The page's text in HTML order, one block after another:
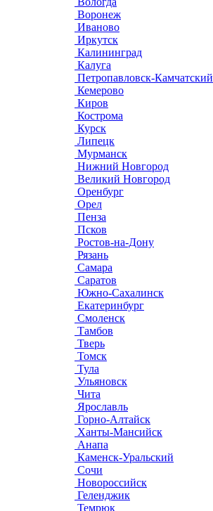
Воронеж
Иваново
Иркутск
Калининград
Калуга
Петропавловск-Камчатский
Кемерово
Киров
Кострома
Курск
Липецк
Мурманск
Нижний Новгород
Великий Новгород
Оренбург
Орел
Пенза
Псков
Ростов-на-Дону
Рязань
Самара
Саратов
Южно-Сахалинск
Екатеринбург
Смоленск
Тамбов
Тверь
Томск
Тула
Ульяновск
Чита
Ярославль
Горно-Алтайск
Ханты-Мансийск
Анапа
Каменск-Уральский
Сочи
Новороссийск
Геленджик
Темрюк